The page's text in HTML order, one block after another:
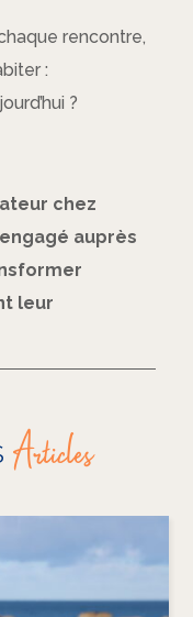
rencontre,
:
?
chez
auprès
leur
Articles